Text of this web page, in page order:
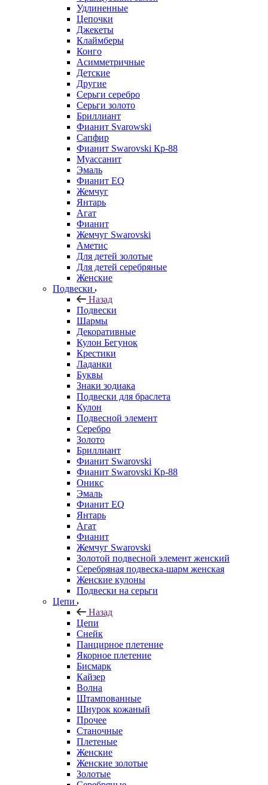
Удлиненные
Цепочки
Джекеты
Клаймберы
Конго
Асимметричные
Детские
Другие
Серьги серебро
Серьги золото
Бриллиант
Фианит Svarowski
Сапфир
Фианит Swarovski Кр-88
Муассанит
Эмаль
Фианит EQ
Жемчуг
Янтарь
Агат
Фианит
Жемчуг Swarovski
Аметис
Для детей золотые
Для детей серебряные
Женские
Подвески
Назад
Подвески
Шармы
Декоративные
Кулон Бегунок
Крестики
Ладанки
Буквы
Знаки зодиака
Подвески для браслета
Кулон
Подвесной элемент
Серебро
Золото
Бриллиант
Фианит Swarovski
Фианит Swarovski Кр-88
Оникс
Эмаль
Фианит EQ
Янтарь
Агат
Фианит
Жемчуг Swarovski
Золотой подвесной элемент женcкий
Серебряная подвеска-шарм женская
Женские кулоны
Подвески на серьги
Цепи
Назад
Цепи
Снейк
Панцирное плетение
Якорное плетение
Бисмарк
Кайзер
Волна
Штампованные
Шнурок кожаный
Прочее
Станочные
Плетеные
Женские
Женские золотые
Золотые